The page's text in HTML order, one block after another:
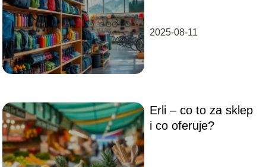
2025-08-11
Erli – co to za sklep
i co oferuje?